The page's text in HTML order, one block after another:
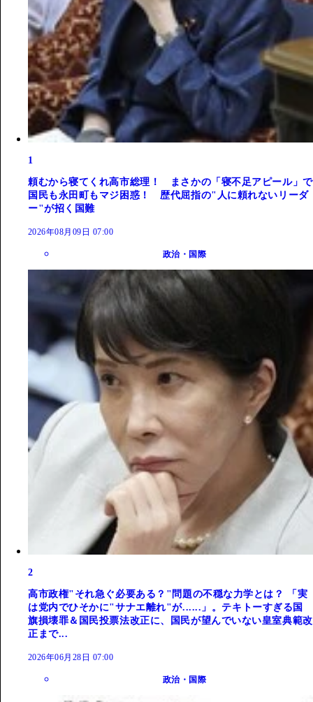
1
頼むから寝てくれ高市総理！ まさかの「寝不足アピール」で
国民も永田町もマジ困惑！ 歴代屈指の"人に頼れないリーダ
ー"が招く国難
2026年08月09日 07:00
政治・国際
2
高市政権"それ急ぐ必要ある？"問題の不穏な力学とは？ 「実
は党内でひそかに"サナエ離れ"が......」。テキトーすぎる国
旗損壊罪＆国民投票法改正に、国民が望んでいない皇室典範改
正まで...
2026年06月28日 07:00
政治・国際